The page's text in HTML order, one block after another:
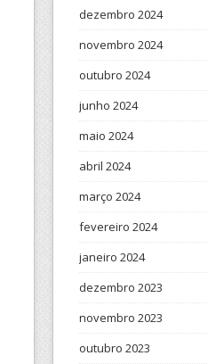
dezembro 2024
novembro 2024
outubro 2024
junho 2024
maio 2024
abril 2024
março 2024
fevereiro 2024
janeiro 2024
dezembro 2023
novembro 2023
outubro 2023